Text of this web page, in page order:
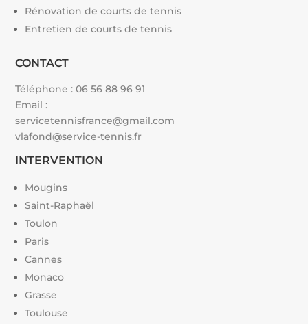
Rénovation de courts de tennis
Entretien de courts de tennis
CONTACT
Téléphone :06 56 88 96 91
Email :
servicetennisfrance@gmail.com
vlafond@service-tennis.fr
INTERVENTION
Mougins
Saint-Raphaël
Toulon
Paris
Cannes
Monaco
Grasse
Toulouse